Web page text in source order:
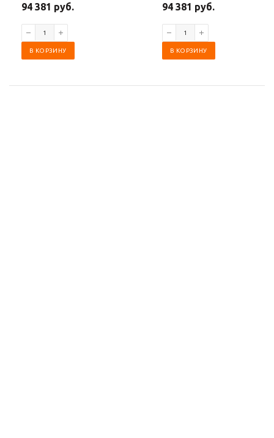
94 381 руб.
В КОРЗИНУ
94 381 руб.
В КОРЗИНУ